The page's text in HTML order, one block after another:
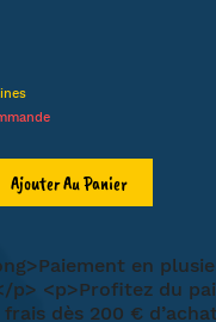
Ajouter Au Panier